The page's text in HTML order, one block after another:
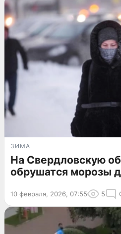
ЗИМА
На Свердловскую
обрушатся морозы
10 февраля, 2026, 07:55 5